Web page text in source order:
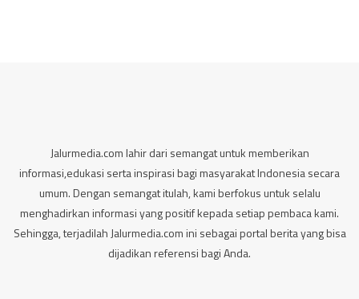
Jalurmedia.com lahir dari semangat untuk memberikan
informasi,edukasi serta inspirasi bagi masyarakat Indonesia secara
umum. Dengan semangat itulah, kami berfokus untuk selalu
menghadirkan informasi yang positif kepada setiap pembaca kami.
Sehingga, terjadilah Jalurmedia.com ini sebagai portal berita yang bisa
dijadikan referensi bagi Anda.